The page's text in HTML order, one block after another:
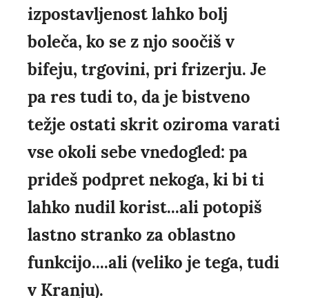
izpostavljenost lahko bolj
boleča, ko se z njo soočiš v
bifeju, trgovini, pri frizerju. Je
pa res tudi to, da je bistveno
težje ostati skrit oziroma varati
vse okoli sebe vnedogled: pa
prideš podpret nekoga, ki bi ti
lahko nudil korist...ali potopiš
lastno stranko za oblastno
funkcijo....ali (veliko je tega, tudi
v Kranju).